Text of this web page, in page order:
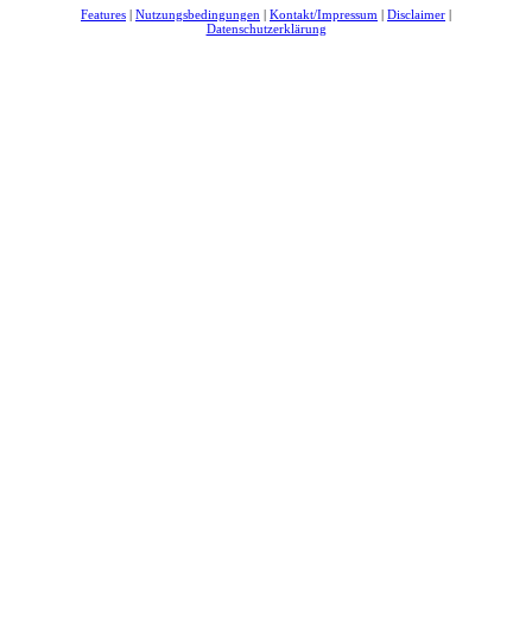
Features | Nutzungsbedingungen | Kontakt/Impressum | Disclaimer |
Datenschutzerklärung